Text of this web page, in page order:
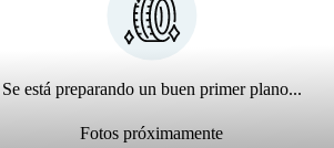
Se está preparando un buen primer plano...
Fotos próximamente